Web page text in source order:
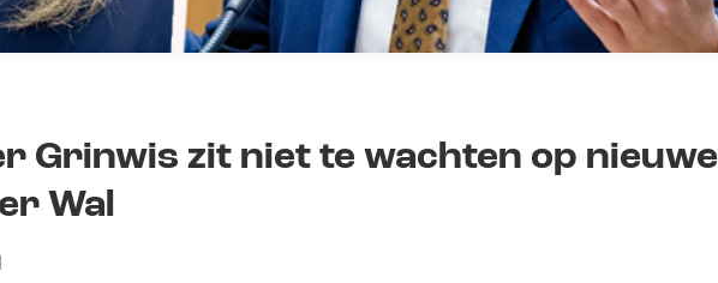
Grinwis zit niet te wachten op nieuwe
Wal